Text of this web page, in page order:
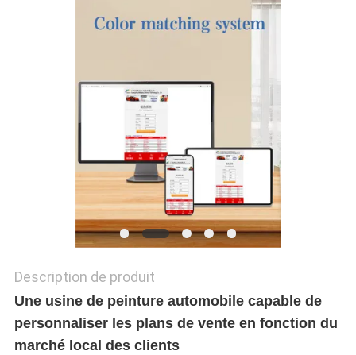
DEMANDE
SOUMISSION
POLITIQUE
DE
Description de produit
Une usine de peinture automobile capable de
personnaliser les plans de vente en fonction du
marché local des clients